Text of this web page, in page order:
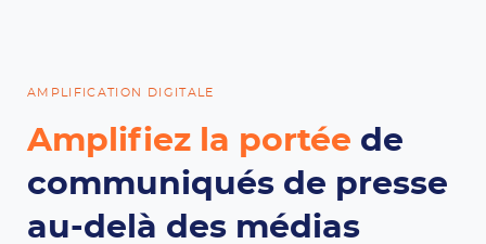
AMPLIFICATION DIGITALE
Amplifiez la portée de
communiqués de presse
au-delà des médias